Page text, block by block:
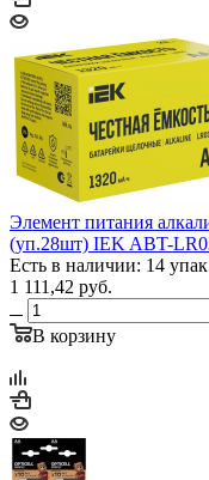
Элемент питания
(уп.28шт) IEK ABT-
Есть в наличии: 14
1 111,42 руб.
В корзину